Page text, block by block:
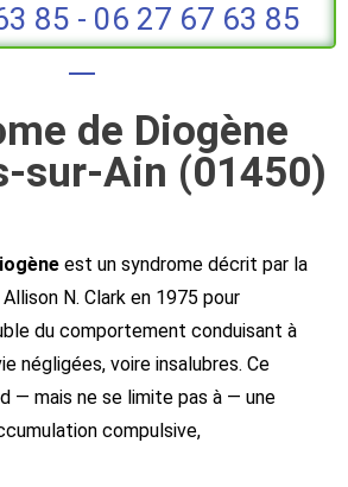
85 - 06 27 67 63 85
de Diogène
sur-Ain (01450)
est un syndrome décrit par la
N. Clark en 1975 pour
du comportement conduisant à
négligées, voire insalubres. Ce
— mais ne se limite pas à — une
compulsive,